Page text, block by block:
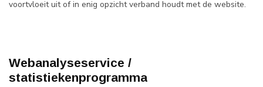
voortvloeit uit of in enig opzicht verband houdt met de website.
Webanalyseservice /
statistiekenprogramma